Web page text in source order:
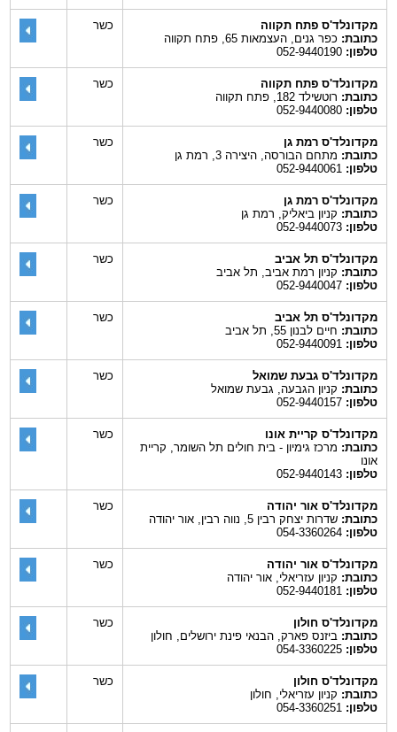
מקדונלד'ס פתח תקווה
כתובת:כפר גנים, העצמאות 65, פתח תקווה
טלפון:052-9440190
כשר
מקדונלד'ס פתח תקווה
כתובת:רוטשילד 182, פתח תקווה
טלפון:052-9440080
כשר
מקדונלד'ס רמת גן
כתובת:מתחם הבורסה, היצירה 3, רמת גן
טלפון:052-9440061
כשר
מקדונלד'ס רמת גן
כתובת:קניון ביאליק, רמת גן
טלפון:052-9440073
כשר
מקדונלד'ס תל אביב
כתובת:קניון רמת אביב, תל אביב
טלפון:052-9440047
כשר
מקדונלד'ס תל אביב
כתובת:חיים לבנון 55, תל אביב
טלפון:052-9440091
כשר
מקדונלד'ס גבעת שמואל
כתובת:קניון הגבעה, גבעת שמואל
טלפון:052-9440157
כשר
מקדונלד'ס קריית אונו
כתובת:מרכז גימיון - בית חולים תל השומר, קריית
אונו
טלפון:052-9440143
כשר
מקדונלד'ס אור יהודה
כתובת:שדרות יצחק רבין 5, נווה רבין, אור יהודה
טלפון:054-3360264
כשר
מקדונלד'ס אור יהודה
כתובת:קניון עזריאלי, אור יהודה
טלפון:052-9440181
כשר
מקדונלד'ס חולון
כתובת:ביזנס פארק, הבנאי פינת ירושלים, חולון
טלפון:054-3360225
כשר
מקדונלד'ס חולון
כתובת:קניון עזריאלי, חולון
טלפון:054-3360251
כשר